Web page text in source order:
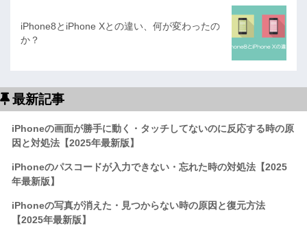
iPhone8とiPhone Xとの違い、何が変わったの
か？
最新記事
iPhoneの画面が勝手に動く・タッチしてないのに反応する時の原
因と対処法【2025年最新版】
iPhoneのパスコードが入力できない・忘れた時の対処法【2025
年最新版】
iPhoneの写真が消えた・見つからない時の原因と復元方法
【2025年最新版】